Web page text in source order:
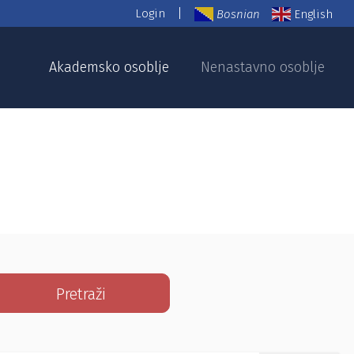
Login Bosnian English
Akademsko osoblje Nenastavno osoblje